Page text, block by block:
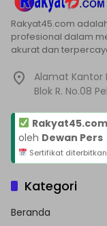
Rakyat45.com
profesional dalam
akurat dan
Alamat Kantor
Blok R. No.08
Rakyat45.com
oleh Dewan Pers
Sertifikat
Kategori
Beranda